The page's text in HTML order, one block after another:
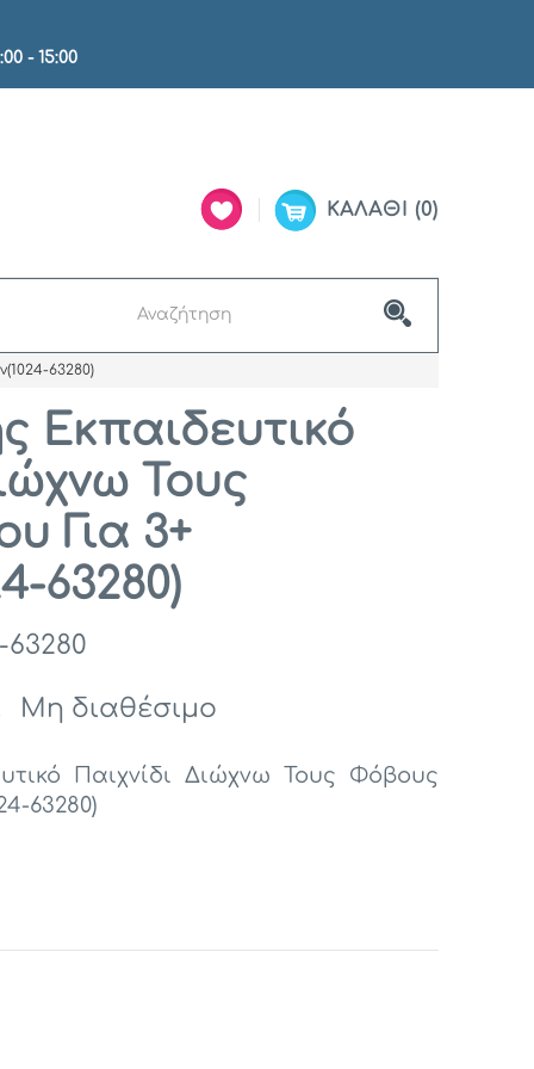
- 15:00
ΚΑΛΆΘΙ 0
63280)
Εκπαιδευτικό
Τους
Για 3+
63280)
63280
Μη διαθέσιμο
Παιχνίδι Διώχνω Τους Φόβους
63280)